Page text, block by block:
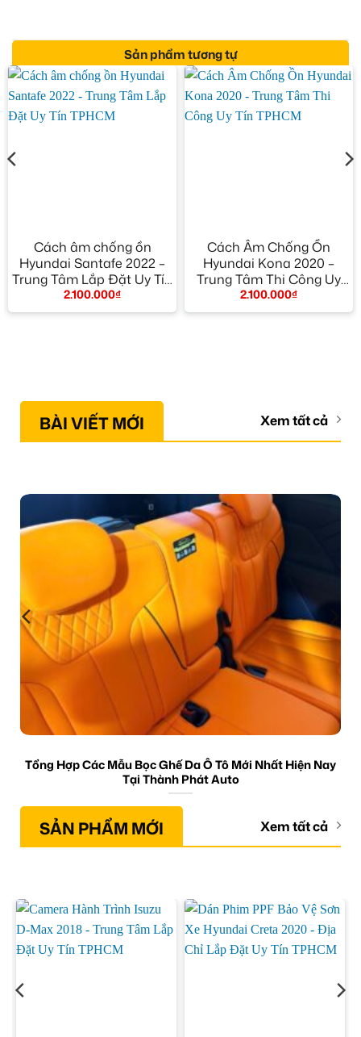
Sản phẩm tương tự
Cách âm chống ồn
Hyundai Santafe 2022 –
Trung Tâm Lắp Đặt Uy Tín
TPHCM
2.100.000₫
Cách Âm Chống Ồn
Hyundai Kona 2020 –
Trung Tâm Thi Công Uy
Tín TPHCM
2.100.000₫
BÀI VIẾT MỚI Xem tất cả
Tổng Hợp Các Mẫu Bọc Ghế Da Ô Tô Mới Nhất Hiện Nay
Tại Thành Phát Auto
SẢN PHẨM MỚI Xem tất cả